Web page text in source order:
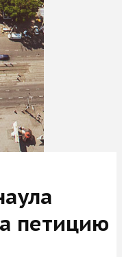
петицию